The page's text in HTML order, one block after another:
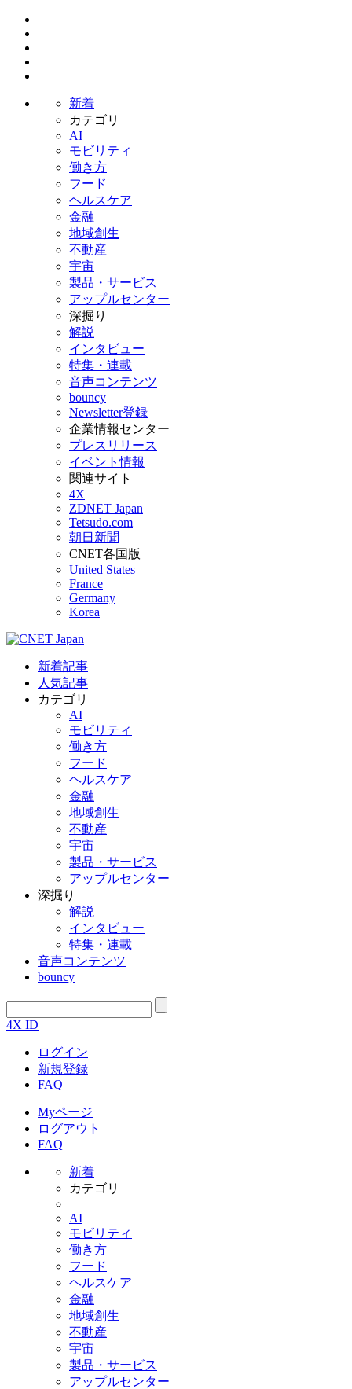
新着
カテゴリ
AI
モビリティ
働き方
フード
ヘルスケア
金融
地域創生
不動産
宇宙
製品・サービス
アップルセンター
深掘り
解説
インタビュー
特集・連載
音声コンテンツ
bouncy
Newsletter登録
企業情報センター
プレスリリース
イベント情報
関連サイト
4X
ZDNET Japan
Tetsudo.com
朝日新聞
CNET各国版
United States
France
Germany
Korea
新着記事
人気記事
カテゴリ
AI
モビリティ
働き方
フード
ヘルスケア
金融
地域創生
不動産
宇宙
製品・サービス
アップルセンター
深掘り
解説
インタビュー
特集・連載
音声コンテンツ
bouncy
4X ID
ログイン
新規登録
FAQ
Myページ
ログアウト
FAQ
新着
カテゴリ
AI
モビリティ
働き方
フード
ヘルスケア
金融
地域創生
不動産
宇宙
製品・サービス
アップルセンター